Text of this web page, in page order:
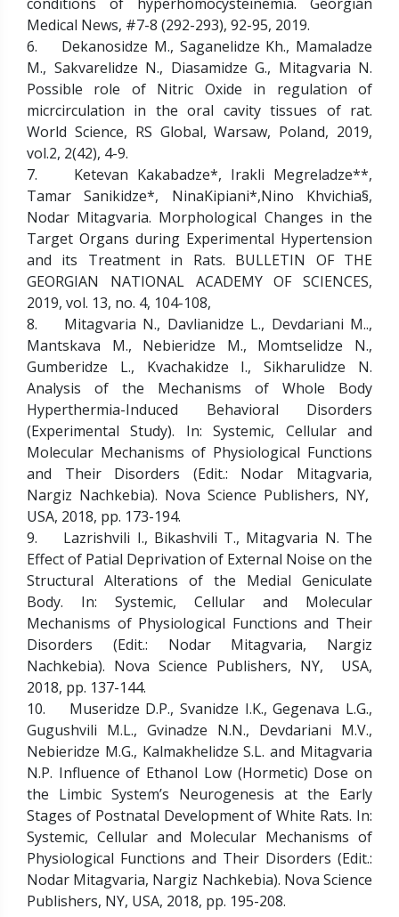
Medical News, #7-8 (292-293), 92-95, 2019.
6. Dekanosidze M., Saganelidze Kh., Mamaladze
M., Sakvarelidze N., Diasamidze G., Mitagvaria N.
Possible role of Nitric Oxide in regulation of
micrcirculation in the oral cavity tissues of rat.
World Science, RS Global, Warsaw, Poland, 2019,
vol.2, 2(42), 4-9.
7. Ketevan Kakabadze*, Irakli Megreladze**,
Tamar Sanikidze*, NinaKipiani*,Nino Khvichia§,
Nodar Mitagvaria. Morphological Changes in the
Target Organs during Experimental Hypertension
and its Treatment in Rats. BULLETIN OF THE
GEORGIAN NATIONAL ACADEMY OF SCIENCES,
2019, vol. 13, no. 4, 104-108,
8. Mitagvaria N., Davlianidze L., Devdariani M..,
Mantskava M., Nebieridze M., Momtselidze N.,
Gumberidze L., Kvachakidze I., Sikharulidze N.
Analysis of the Mechanisms of Whole Body
Hyperthermia-Induced Behavioral Disorders
(Experimental Study). In: Systemic, Cellular and
Molecular Mechanisms of Physiological Functions
and Their Disorders (Edit.: Nodar Mitagvaria,
Nargiz Nachkebia). Nova Science Publishers, NY,
USA, 2018, pp. 173-194.
9. Lazrishvili I., Bikashvili T., Mitagvaria N. The
Effect of Patial Deprivation of External Noise on the
Structural Alterations of the Medial Geniculate
Body. In: Systemic, Cellular and Molecular
Mechanisms of Physiological Functions and Their
Disorders (Edit.: Nodar Mitagvaria, Nargiz
Nachkebia). Nova Science Publishers, NY, USA,
2018, pp. 137-144.
10. Museridze D.P., Svanidze I.K., Gegenava L.G.,
Gugushvili M.L., Gvinadze N.N., Devdariani M.V.,
Nebieridze M.G., Kalmakhelidze S.L. and Mitagvaria
N.P. Influence of Ethanol Low (Hormetic) Dose on
the Limbic System’s Neurogenesis at the Early
Stages of Postnatal Development of White Rats. In:
Systemic, Cellular and Molecular Mechanisms of
Physiological Functions and Their Disorders (Edit.:
Nodar Mitagvaria, Nargiz Nachkebia). Nova Science
Publishers, NY, USA, 2018, pp. 195-208.